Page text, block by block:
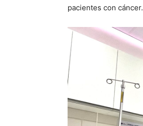
pacientes con cáncer.